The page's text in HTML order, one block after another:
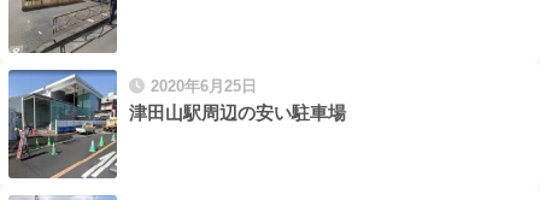
2020年6月25日
津田山駅周辺の安い駐車場